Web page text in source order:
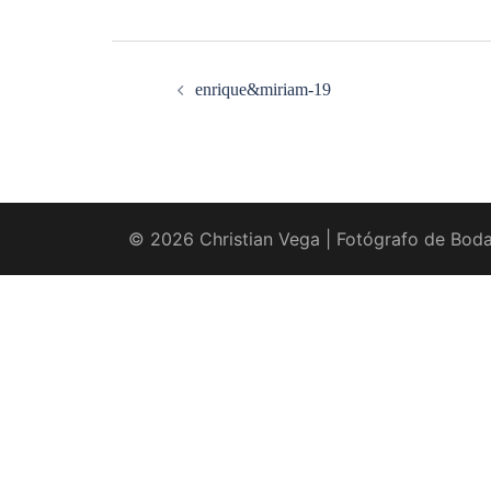
enrique&miriam-19
© 2026 Christian Vega | Fotógrafo de